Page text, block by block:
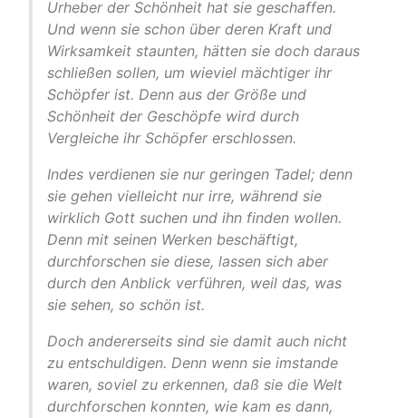
Urheber der Schönheit hat sie geschaffen.
Und wenn sie schon über deren Kraft und
Wirksamkeit staunten, hätten sie doch daraus
schließen sollen, um wieviel mächtiger ihr
Schöpfer ist. Denn aus der Größe und
Schönheit der Geschöpfe wird durch
Vergleiche ihr Schöpfer erschlossen.
Indes verdienen sie nur geringen Tadel; denn
sie gehen vielleicht nur irre, während sie
wirklich Gott suchen und ihn finden wollen.
Denn mit seinen Werken beschäftigt,
durchforschen sie diese, lassen sich aber
durch den Anblick verführen, weil das, was
sie sehen, so schön ist.
Doch andererseits sind sie damit auch nicht
zu entschuldigen. Denn wenn sie imstande
waren, soviel zu erkennen, daß sie die Welt
durchforschen konnten, wie kam es dann,